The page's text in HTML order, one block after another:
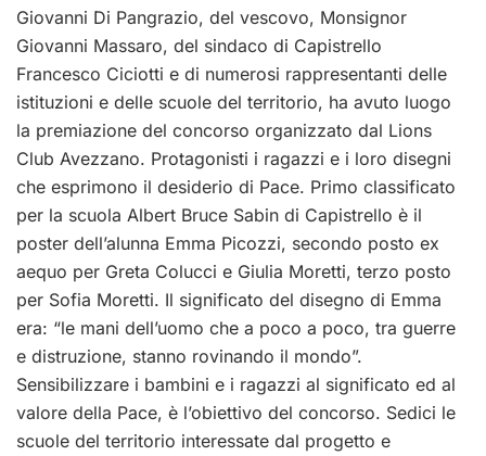
Giovanni Di Pangrazio, del vescovo, Monsignor
Giovanni Massaro, del sindaco di Capistrello
Francesco Ciciotti e di numerosi rappresentanti delle
istituzioni e delle scuole del territorio, ha avuto luogo
la premiazione del concorso organizzato dal Lions
Club Avezzano. Protagonisti i ragazzi e i loro disegni
che esprimono il desiderio di Pace. Primo classificato
per la scuola Albert Bruce Sabin di Capistrello è il
poster dell’alunna Emma Picozzi, secondo posto ex
aequo per Greta Colucci e Giulia Moretti, terzo posto
per Sofia Moretti. Il significato del disegno di Emma
era: “le mani dell’uomo che a poco a poco, tra guerre
e distruzione, stanno rovinando il mondo”.
Sensibilizzare i bambini e i ragazzi al significato ed al
valore della Pace, è l’obiettivo del concorso. Sedici le
scuole del territorio interessate dal progetto e